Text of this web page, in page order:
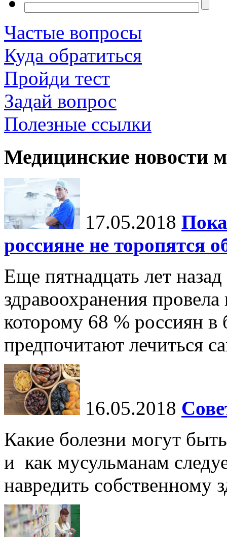
Частые вопросы
Куда обратиться
Пройди тест
Задай вопрос
Полезные ссылки
Медицинские новости
17.05.2018
россияне не торопятся
Еще пятнадцать лет
здравоохранения провела
которому 68 % россиян в
предпочитают лечиться
16.05.2018
Какие болезни могут
и как мусульманам
навредить собственному